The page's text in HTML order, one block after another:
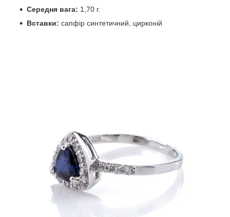
Середня вага: 1,70 г.
Вставки: сапфір синтетичний, цирконій